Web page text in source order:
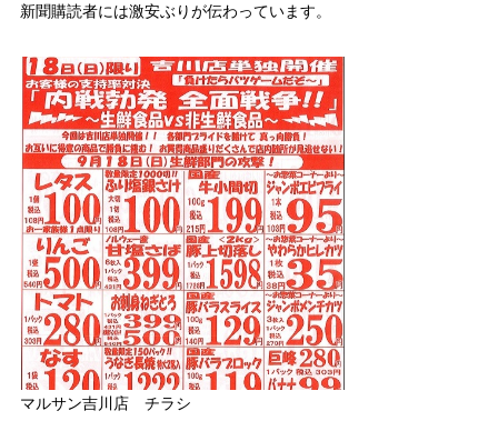
新聞購読者には激安ぶりが伝わっています。
マルサン吉川店 チラシ